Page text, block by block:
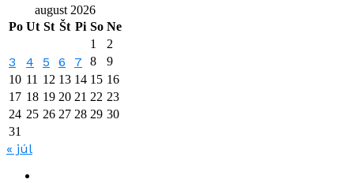
august 2026
Po Ut St Št Pi So Ne
1
2
3 4 5 6 7 8
9
10 11 12 13 14 15 16
17 18 19 20 21 22 23
24 25 26 27 28 29 30
31
« júl